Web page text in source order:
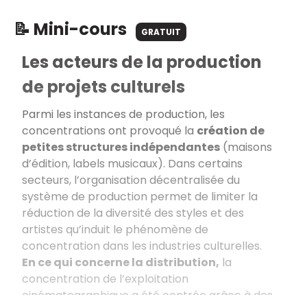
📝 Mini-cours GRATUIT
Les acteurs de la production
de projets culturels
Parmi les instances de production, les
concentrations ont provoqué la création de
petites structures indépendantes (maisons
d’édition, labels musicaux). Dans certains
secteurs, l’organisation décentralisée du
système de production permet de limiter la
réduction de la diversité des styles et des
artistes qu’induit le phénomène de
concentration dans les industries culturelles.
En ce qui concerne la distribution, la
concentration de l’exploitation